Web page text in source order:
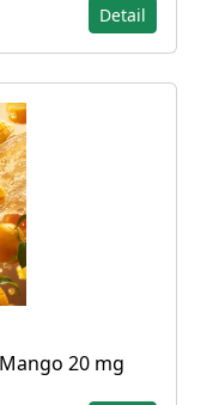
Detail
20 mg